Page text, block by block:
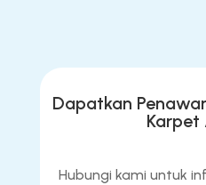
Dapatkan
Karpet
Hubungi kami untuk